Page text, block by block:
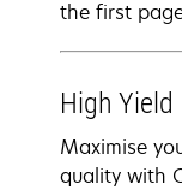
the first
High Yield
Maximise
quality with